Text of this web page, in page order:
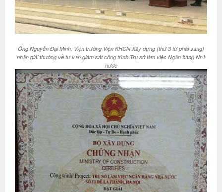
Ông Nguyễn Đại Minh, Viện trưởng Viện KHCN Xây dựng (thứ 3 từ phải sang)
nhận giải thưởng về tư vấn giám sát công trình Trụ sở làm việc Ngân hàng Nhà
nước